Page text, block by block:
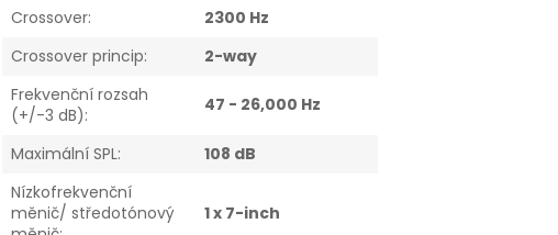
Crossover:
2300 Hz
Crossover princip:
2-way
Frekvenční rozsah
(+/-3 dB): 47 - 26,000 Hz
Maximální SPL:
108 dB
Nízkofrekvenční
měnič/ středotónový
1 x 7-inch